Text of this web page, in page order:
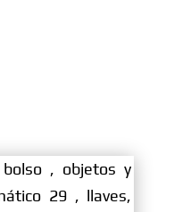
, objetos y
29 , llaves,